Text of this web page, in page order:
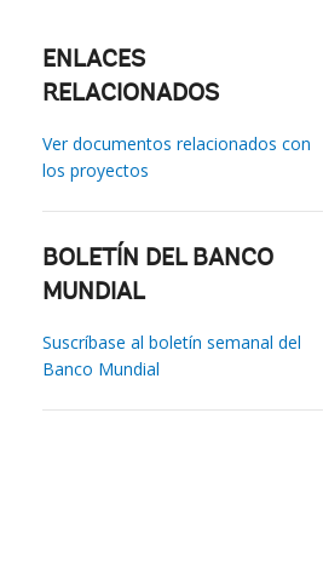
ENLACES
RELACIONADOS
Ver documentos relacionados con
los proyectos
BOLETÍN DEL BANCO
MUNDIAL
Suscríbase al boletín semanal del
Banco Mundial